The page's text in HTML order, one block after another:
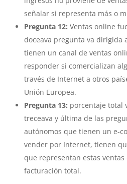
señalar si representa más o
Pregunta 12: Ventas online
doceava pregunta va dirigida
tienen un canal de ventas
responder si comercializan
través de Internet a otros
Unión Europea.
Pregunta 13: porcentaje total
treceava y última de las
autónomos que tienen un e-
vender por Internet, tienen
que representan estas
facturación total.